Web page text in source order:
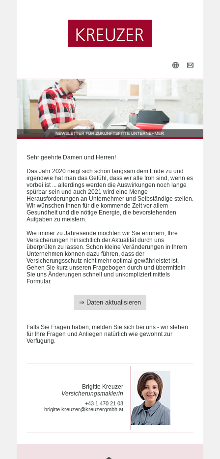
Sehr geehrte Damen und Herren!
Das Jahr 2020 neigt sich schön langsam dem Ende zu und
irgendwie hat man das Gefühl, dass wir alle froh sind, wenn es
vorbei ist ... allerdings werden die Auswirkungen noch lange
spürbar sein und auch 2021 wird eine Menge
Herausforderungen an Unternehmer und Selbständige stellen.
Wir wünschen Ihnen für die kommende Zeit vor allem
Gesundheit und die nötige Energie, die bevorstehenden
Aufgaben zu meistern.
Wie immer zu Jahresende möchten wir Sie erinnern, Ihre
Versicherungen hinsichtlich der Aktualität durch uns
überprüfen zu lassen. Schon kleine Veränderungen in Ihrem
Unternehmen können dazu führen, dass der
Versicherungsschutz nicht mehr optimal gewährleistet ist.
Gehen Sie kurz unseren Fragebogen durch und übermitteln
Sie uns Änderungen schnell und unkompliziert mittels
Formular.
⇒ Daten aktualisieren
Falls Sie Fragen haben, melden Sie sich bei uns - wir stehen
für Ihre Fragen und Anliegen natürlich wie gewohnt zur
Verfügung.
Brigitte Kreuzer
Versicherungsmaklerin
+43 1 470 21 03
brigitte.kreuzer@kreuzergmbh.at